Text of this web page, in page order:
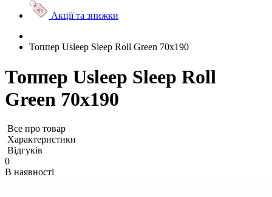
Акції та знижки
Топпер Usleep Sleep Roll Green 70х190
Топпер Usleep Sleep Roll
Green 70х190
Все про товар
Характеристики
Відгуків
0
В наявності